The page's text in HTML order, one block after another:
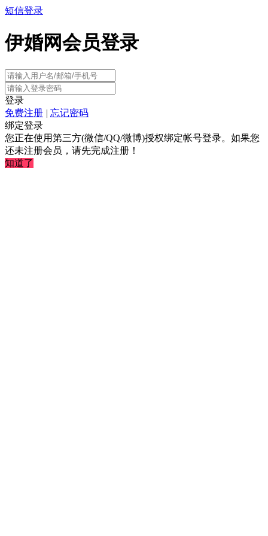
短信登录
伊婚网会员登录
登录
免费注册 | 忘记密码
绑定登录
您正在使用第三方(微信/QQ/微博)授权绑定帐号登录。如果您
还未注册会员，请先完成注册！
知道了